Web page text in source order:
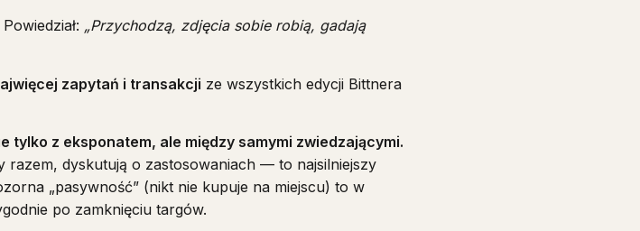
„Przychodzą, zdjęcia sobie robią, gadają
zapytań i transakcji ze wszystkich edycji Bittnera
z eksponatem, ale między samymi zwiedzającymi.
razem, dyskutują o zastosowaniach — to najsilniejszy
„pasywność” (nikt nie kupuje na miejscu) to w
po zamknięciu targów.